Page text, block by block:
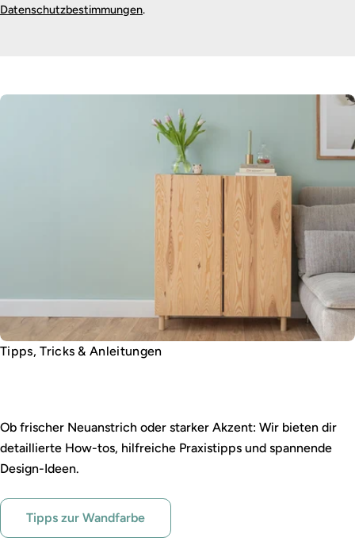
Datenschutzbestimmungen.
Tipps, Tricks & Anleitungen
Ob frischer Neuanstrich oder starker Akzent: Wir bieten dir
detaillierte How-tos, hilfreiche Praxistipps und spannende
Design-Ideen.
Tipps zur Wandfarbe